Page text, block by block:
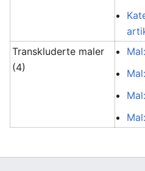
Transkluderte maler
(4)